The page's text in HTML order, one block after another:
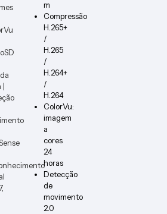
|
m
Compressão
H.265+
/
H.265
/
H.264+
/
H.264
ColorVu:
imagem
a
cores
24
horas
Detecção
de
movimento
2.0